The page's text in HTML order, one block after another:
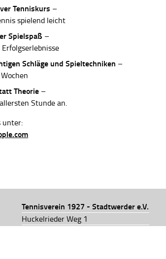
Tenniskurs –
spielend leicht
Spielspaß –
Schläge und Spieltechniken –
Theorie –
Stunde an.
unter:
Tennisverein 1927 - Stadtwerder e.V.
Huckelrieder Weg 1